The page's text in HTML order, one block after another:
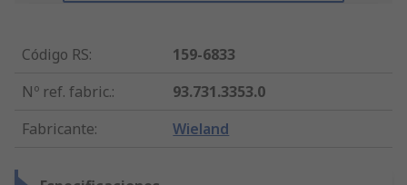
Código RS:
159-6833
Nº ref. fabric.:
93.731.3353.0
Fabricante: Wieland